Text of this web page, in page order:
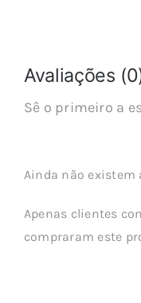
Avaliações
Sê o primeiro a
Ainda não existem
Apenas clientes
compraram este